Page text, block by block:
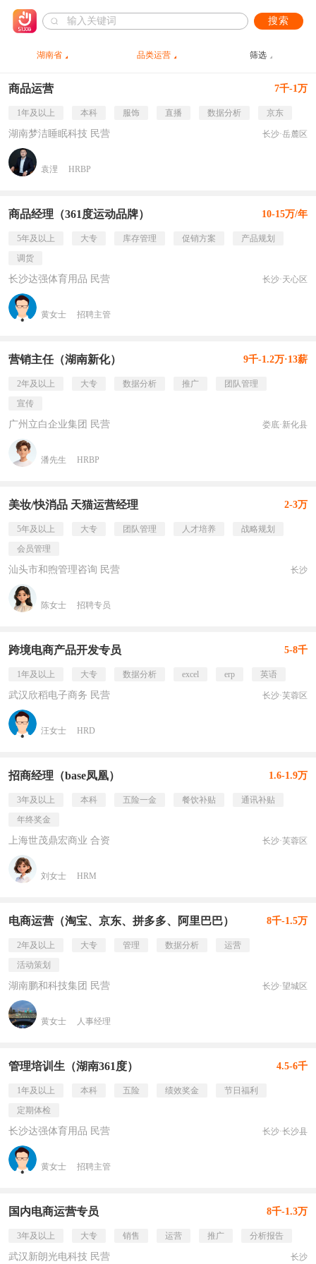
搜索
湖南省 品类运营 筛选
商品运营 7千-1万
1年及以上 本科 服饰 直播 数据分析 京东
湖南梦洁睡眠科技 民营 长沙·岳麓区
袁浬 HRBP
商品经理（361度运动品牌） 10-15万/年
5年及以上 大专 库存管理 促销方案
产品规划
调货
长沙达强体育用品 民营 长沙·天心区
黄女士 招聘主管
营销主任（湖南新化） 9千-1.2万·13薪
2年及以上 大专 数据分析 推广
团队管理
宣传
广州立白企业集团 民营 娄底·新化县
潘先生 HRBP
美妆/快消品 天猫运营经理 2-3万
5年及以上 大专 团队管理 人才培养
战略规划
会员管理
汕头市和煦管理咨询 民营 长沙
陈女士 招聘专员
跨境电商产品开发专员 5-8千
1年及以上 大专 数据分析 excel erp 英语
武汉欣稻电子商务 民营 长沙·芙蓉区
汪女士 HRD
招商经理（base凤凰） 1.6-1.9万
3年及以上 本科 五险一金 餐饮补贴
通讯补贴
年终奖金
上海世茂鼎宏商业 合资 长沙·芙蓉区
刘女士 HRM
电商运营（淘宝、京东、拼多多、阿里巴巴） 8千-1.5万
2年及以上 大专 管理 数据分析
运营
活动策划
湖南鹏和科技集团 民营 长沙·望城区
黄女士 人事经理
管理培训生（湖南361度） 4.5-6千
1年及以上 本科 五险 绩效奖金
节日福利
定期体检
长沙达强体育用品 民营 长沙·长沙县
黄女士 招聘主管
国内电商运营专员 8千-1.3万
3年及以上 大专 销售 运营 推广 分析报告
武汉新朗光电科技 民营 长沙